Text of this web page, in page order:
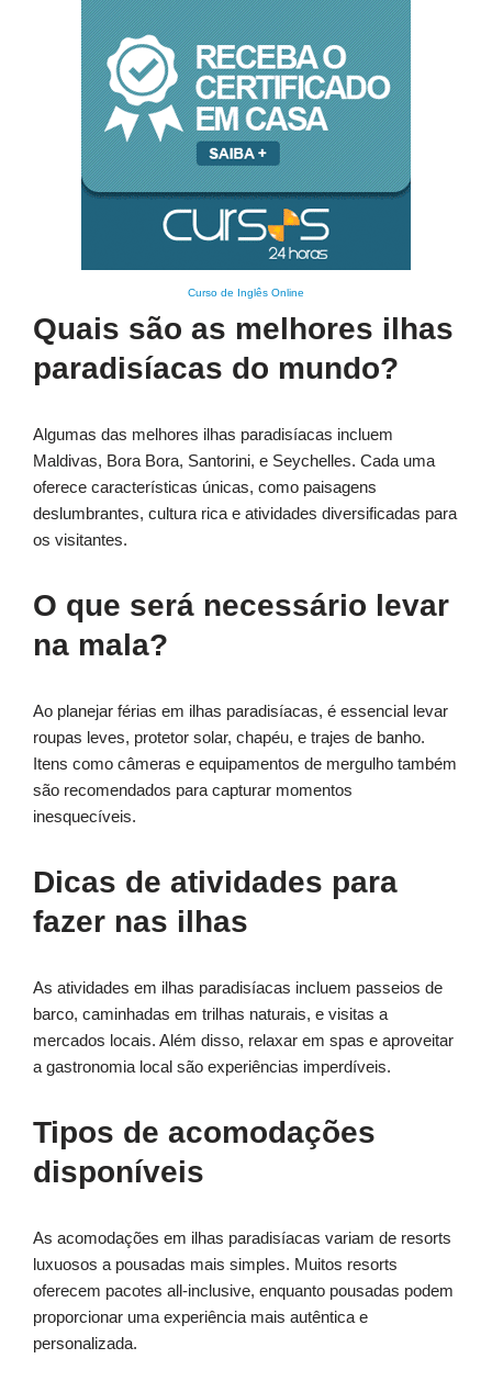
Curso de Inglês Online
Quais são as melhores ilhas
paradisíacas do mundo?
Algumas das melhores ilhas paradisíacas incluem
Maldivas, Bora Bora, Santorini, e Seychelles. Cada uma
oferece características únicas, como paisagens
deslumbrantes, cultura rica e atividades diversificadas para
os visitantes.
O que será necessário levar
na mala?
Ao planejar férias em ilhas paradisíacas, é essencial levar
roupas leves, protetor solar, chapéu, e trajes de banho.
Itens como câmeras e equipamentos de mergulho também
são recomendados para capturar momentos
inesquecíveis.
Dicas de atividades para
fazer nas ilhas
As atividades em ilhas paradisíacas incluem passeios de
barco, caminhadas em trilhas naturais, e visitas a
mercados locais. Além disso, relaxar em spas e aproveitar
a gastronomia local são experiências imperdíveis.
Tipos de acomodações
disponíveis
As acomodações em ilhas paradisíacas variam de resorts
luxuosos a pousadas mais simples. Muitos resorts
oferecem pacotes all-inclusive, enquanto pousadas podem
proporcionar uma experiência mais autêntica e
personalizada.